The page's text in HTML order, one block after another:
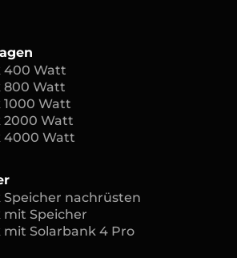
400 Watt
800 Watt
Watt
Watt
4000 Watt
nachrüsten
Speicher
Solarbank 4 Pro